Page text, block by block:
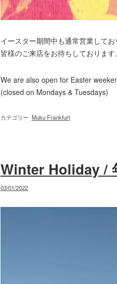
イースター期間中も通常営業してお
皆様のご来店をお待ちしておりま
We are also open for Easter
(closed on Mondays & Tuesdays)
カテゴリー Muku Frankfurt
Winter Holiday /
投
日:
03/01/2022